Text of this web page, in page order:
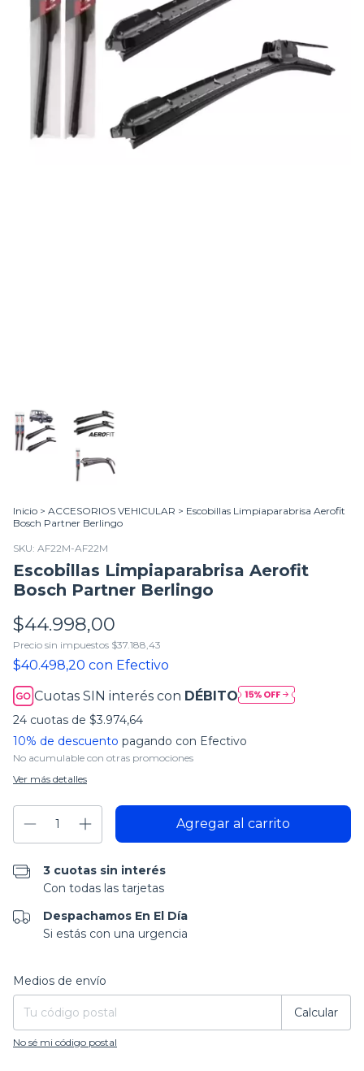
Inicio > ACCESORIOS VEHICULAR > Escobillas Limpiaparabrisa Aerofit
Bosch Partner Berlingo
SKU: AF22M-AF22M
Escobillas Limpiaparabrisa Aerofit
Bosch Partner Berlingo
$44.998,00
Precio sin impuestos $37.188,43
$40.498,20 con Efectivo
Cuotas SIN interés con DÉBITO
24 cuotas de $3.974,64
10% de descuento pagando con Efectivo
No acumulable con otras promociones
Ver más detalles
3 cuotas sin interés
Con todas las tarjetas
Despachamos En El Día
Si estás con una urgencia
Entregas para el CP:
Medios de envío
Calcular
No sé mi código postal